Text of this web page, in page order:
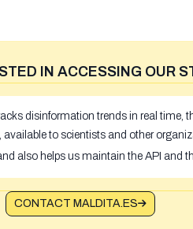
IN ACCESSING OUR
disinformation trends in real time,
to scientists and other
also helps us maintain the API and
CONTACT MALDITA.ES